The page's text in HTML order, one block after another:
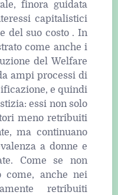
finora guidata
capitalistici
del suo costo . In
come anche i
del Welfare
ampi processi di
e quindi
essi non solo
meno retribuiti
ma continuano
a donne e
Come se non
come, anche nei
retribuiti